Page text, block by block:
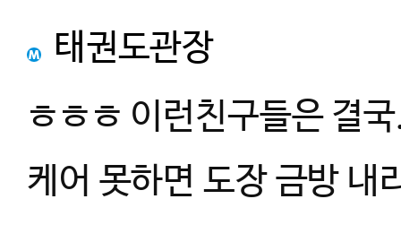
태권도관장
ㅎㅎㅎ 이런친구들은 결
케어 못하면 도장 금방 내